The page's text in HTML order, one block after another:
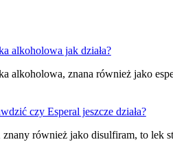
alkoholowa jak działa?
alkoholowa, znana również jako
czy Esperal jeszcze działa?
znany również jako disulfiram, to lek